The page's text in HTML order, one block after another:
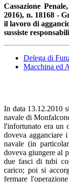
Cassazione
2016), n. 18168 -
il lavoro di
sussiste
Delega di
Macchina ed
In data 13.12.2010
navale di
l'infortunato era un
doveva agganciare
navale (in
doveva giungere al
due fasci di tubi
carico; poi si
fermare